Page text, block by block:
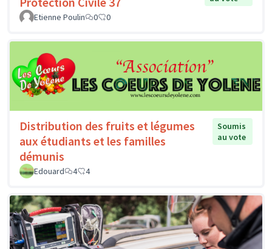
Etienne Poulin
0 0
Distribution des fruits et légumes
aux étudiants et les familles
démunis
Soumis
au vote
Edouard 4 4